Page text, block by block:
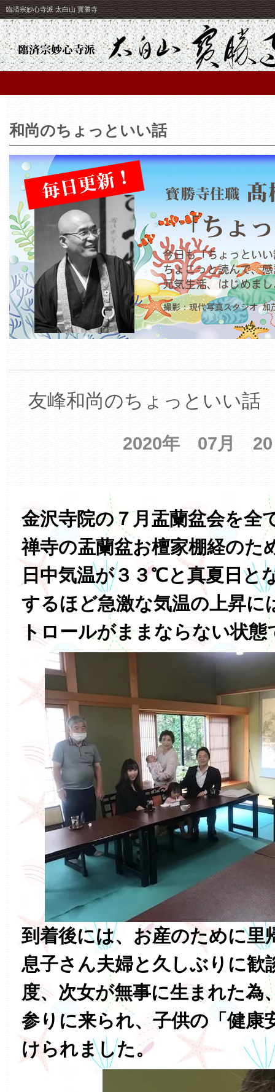
臨済宗妙心寺派 太白山 寳勝寺
和尚のちょっといい話
友峰和尚のちょっといい話
2020年 07月
金沢寺院の７月盂蘭盆会を全
禅寺の盂蘭盆お檀家棚経のた
日中気温が３３℃と真夏日と
するほど急激な気温の上昇に
トロールがままならない状態
到着後には、お産のために里
息子さん夫婦と久しぶりに歓
度、次女が無事に生まれた為
参りに来られ、子供の「健康
けられました。